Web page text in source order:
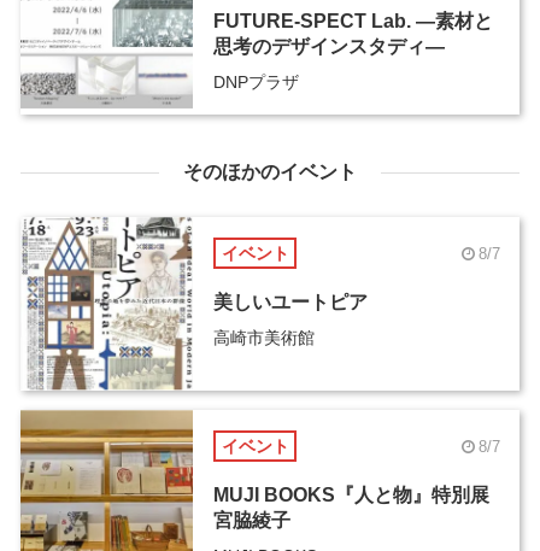
FUTURE-SPECT Lab. ―素材と
思考のデザインスタディ―
DNPプラザ
そのほかのイベント
イベント 8/7
美しいユートピア
高崎市美術館
イベント 8/7
MUJI BOOKS『人と物』特別展
宮脇綾子